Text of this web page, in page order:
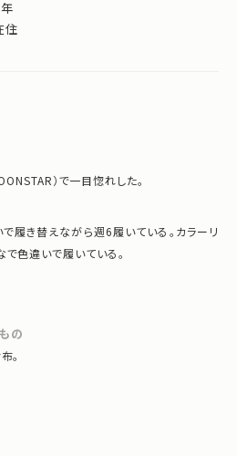
住
）で一目惚れした。
履き替えながら週6履いている。カラーリ
色違いで履いている。
の
。